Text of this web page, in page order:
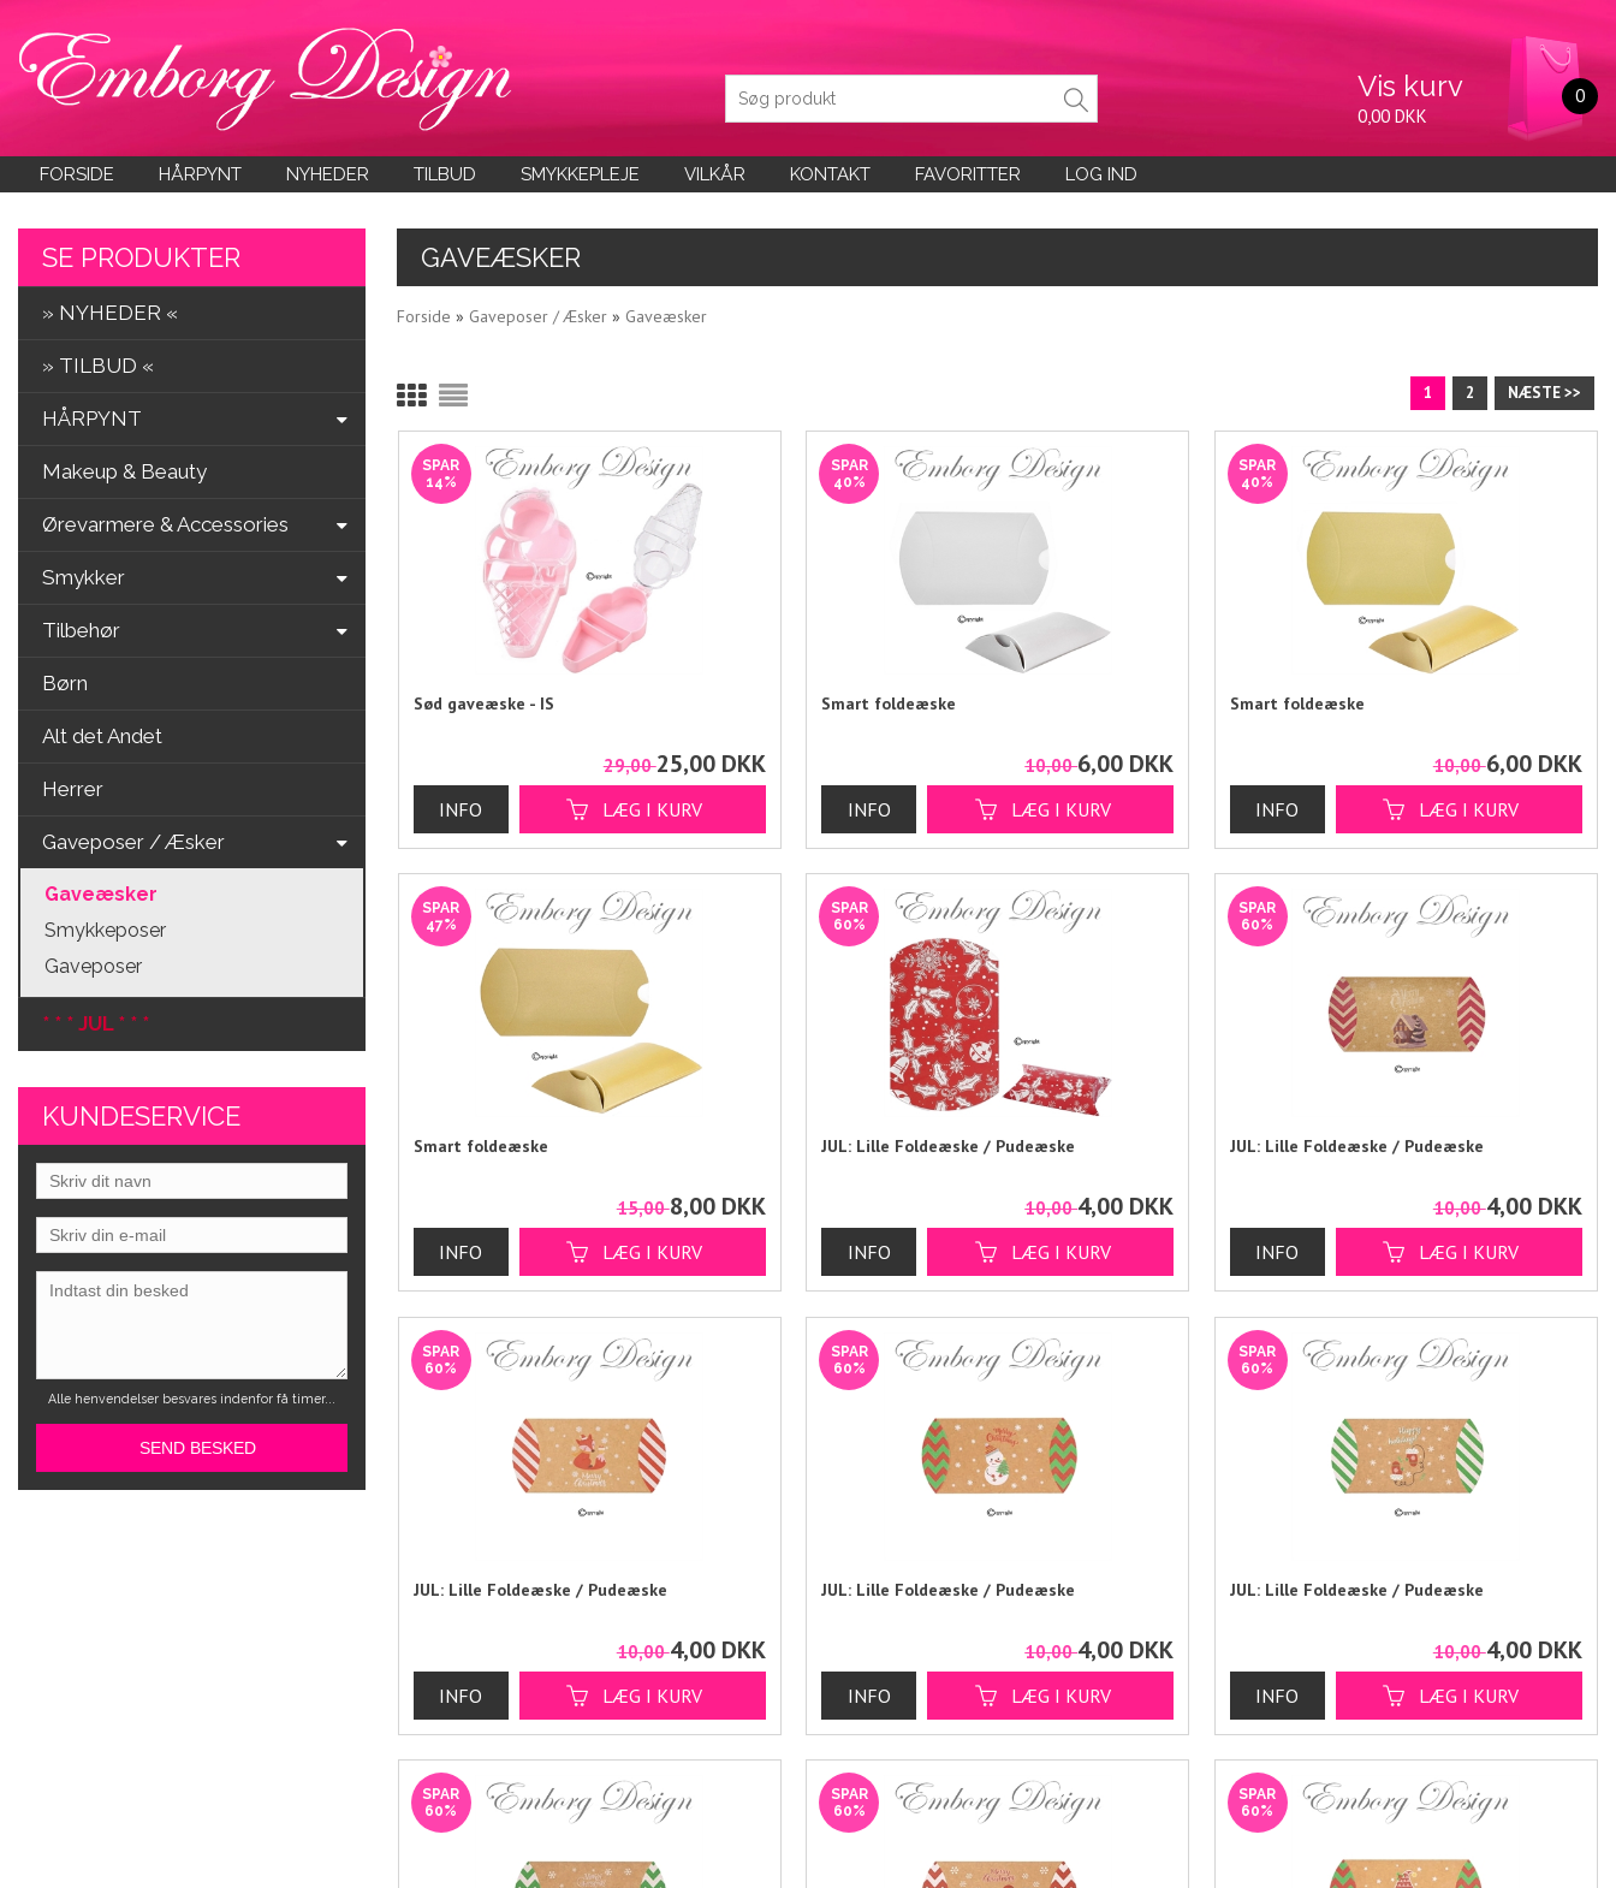
Vis kurv
0
0,00 DKK
FORSIDE HÅRPYNT NYHEDER TILBUD SMYKKEPLEJE VILKÅR KONTAKT FAVORITTER LOG IND
SE PRODUKTER
» NYHEDER «
» TILBUD «
HÅRPYNT
Makeup & Beauty
Ørevarmere & Accessories
Smykker
Tilbehør
Børn
Alt det Andet
Herrer
Gaveposer / Æsker
Gaveæsker
Smykkeposer
Gaveposer
* * * JUL * * *
KUNDESERVICE
Alle henvendelser besvares indenfor få timer...
GAVEÆSKER
Forside » Gaveposer / Æsker » Gaveæsker
1 2 NÆSTE >>
SPAR
14%
Sød gaveæske - IS
29,0025,00 DKK
SPAR
40%
Smart foldeæske
10,006,00 DKK
SPAR
40%
Smart foldeæske
10,006,00 DKK
SPAR
47%
Smart foldeæske
15,008,00 DKK
SPAR
60%
JUL: Lille Foldeæske / Pudeæske
10,004,00 DKK
SPAR
60%
JUL: Lille Foldeæske / Pudeæske
10,004,00 DKK
SPAR
60%
JUL: Lille Foldeæske / Pudeæske
10,004,00 DKK
SPAR
60%
JUL: Lille Foldeæske / Pudeæske
10,004,00 DKK
SPAR
60%
JUL: Lille Foldeæske / Pudeæske
10,004,00 DKK
SPAR
60%
SPAR
60%
SPAR
60%